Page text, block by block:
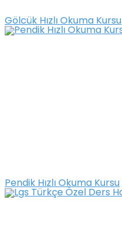
Gölcük Hızlı Okuma Kursu
Pendik Hızlı Okuma Kursu